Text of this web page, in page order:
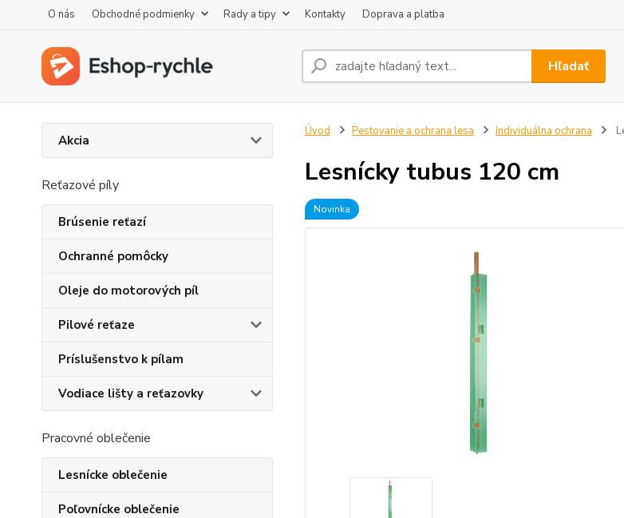
O nás Obchodné podmienky Rady a tipy Kontakty Doprava a platba
Hľadať
Akcia
Reťazové píly
Brúsenie reťazí
Ochranné pomôcky
Oleje do motorových píl
Pilové reťaze
Príslušenstvo k pílam
Vodiace lišty a reťazovky
Pracovné oblečenie
Lesnícke oblečenie
Poľovnícke oblečenie
Úvod Pestovanie a ochrana lesa Individuálna ochrana
Lesnícky tubus 120 cm
Novinka